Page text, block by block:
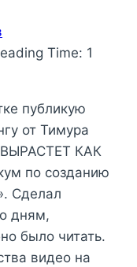
Time: 1
публикую
от Тимура
КАК
по созданию
Сделал
дням,
было читать.
видео на